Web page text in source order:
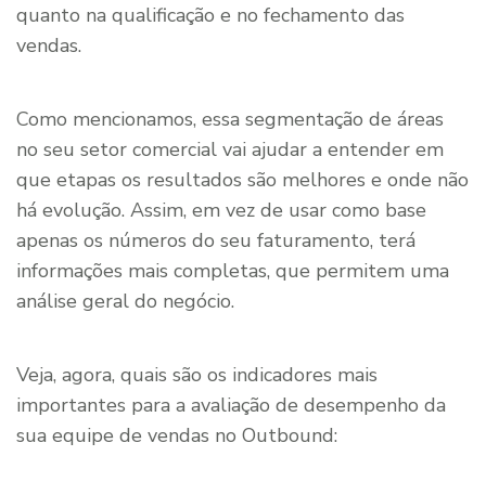
quanto na qualificação e no fechamento das
vendas.
Como mencionamos, essa segmentação de áreas
no seu setor comercial vai ajudar a entender em
que etapas os resultados são melhores e onde não
há evolução. Assim, em vez de usar como base
apenas os números do seu faturamento, terá
informações mais completas, que permitem uma
análise geral do negócio.
Veja, agora, quais são os indicadores mais
importantes para a avaliação de desempenho da
sua equipe de vendas no Outbound: